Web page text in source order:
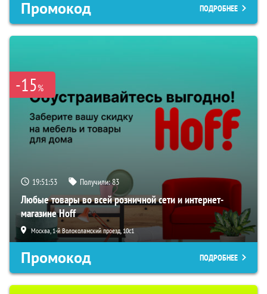
Промокод ПОДРОБНЕЕ
-15%
19:51:52 Получили:83
Любые товары во всей розничной сети и интернет-
магазине Hoff
Москва, 1-й Волоколамский проезд, 10с1
Промокод ПОДРОБНЕЕ